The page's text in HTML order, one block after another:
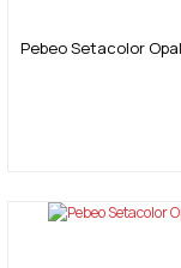
Pebeo Setacolor